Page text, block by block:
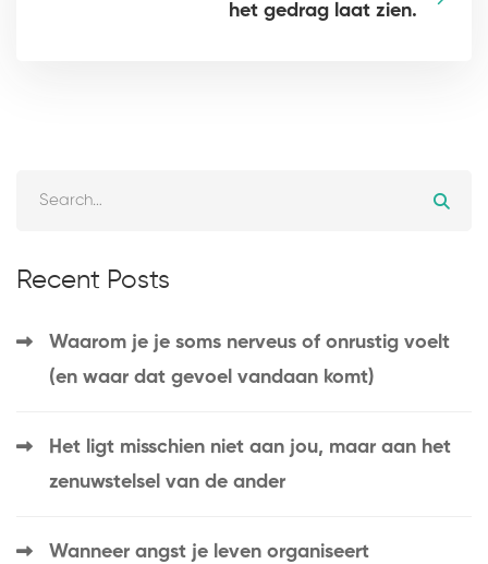
het gedrag laat zien.
Recent Posts
Waarom je je soms nerveus of onrustig voelt
(en waar dat gevoel vandaan komt)
Het ligt misschien niet aan jou, maar aan het
zenuwstelsel van de ander
Wanneer angst je leven organiseert